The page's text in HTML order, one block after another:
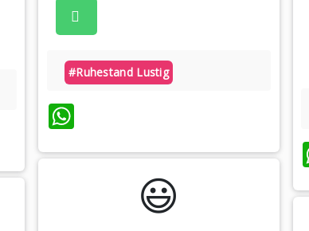
#ruhestand Lustig
WhatsApp
😃️